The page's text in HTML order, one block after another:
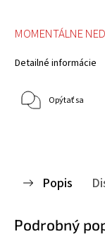
MOMENTÁLNE
Detailné informácie
Opýtať sa
Popis
Podrobný